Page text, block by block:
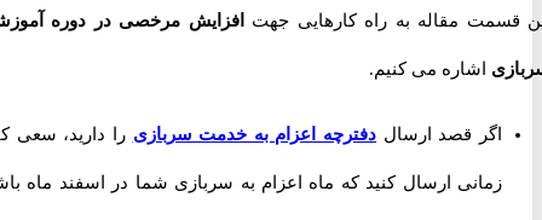
مقاله به راه کارهایی جهتافزایش مرخصی در دوره آموزشی
اشاره می کنیم.
اگر قصد ارسالدفترچه اعزام به خدمت سربازیرا دارید، سعی کنید
زمانی ارسال کنید که ماه اعزام به سربازی شما در اسفند ماه باشد.